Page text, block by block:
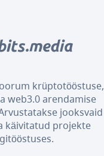
krüptotööstuse,
web3.0 arendamise
jooksvaid
käivitatud projekte